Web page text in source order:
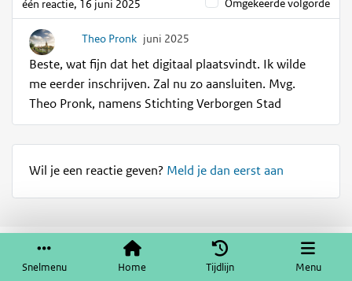
Snelmenu Home Tijdlijn Menu
één reactie, 16 juni 2025 Omgekeerde volgorde
Theo Pronk juni 2025
Beste, wat fijn dat het digitaal plaatsvindt. Ik wilde
me eerder inschrijven. Zal nu zo aansluiten. Mvg.
Theo Pronk, namens Stichting Verborgen Stad
Wil je een reactie geven? Meld je dan eerst aan
Service & help Sneltoetsen